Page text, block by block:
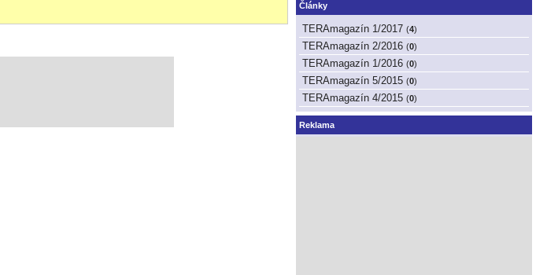
Články
TERAmagazín 1/2017 (4)
TERAmagazín 2/2016 (0)
TERAmagazín 1/2016 (0)
TERAmagazín 5/2015 (0)
TERAmagazín 4/2015 (0)
Reklama